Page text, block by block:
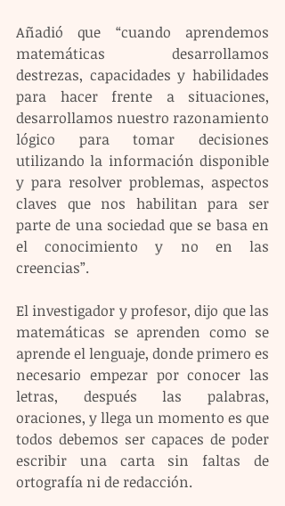
Añadió que “cuando aprendemos
matemáticas desarrollamos
destrezas, capacidades y habilidades
para hacer frente a situaciones,
desarrollamos nuestro razonamiento
lógico para tomar decisiones
utilizando la información disponible
y para resolver problemas, aspectos
claves que nos habilitan para ser
parte de una sociedad que se basa en
el conocimiento y no en las
creencias”.
El investigador y profesor, dijo que las
matemáticas se aprenden como se
aprende el lenguaje, donde primero es
necesario empezar por conocer las
letras, después las palabras,
oraciones, y llega un momento es que
todos debemos ser capaces de poder
escribir una carta sin faltas de
ortografía ni de redacción.